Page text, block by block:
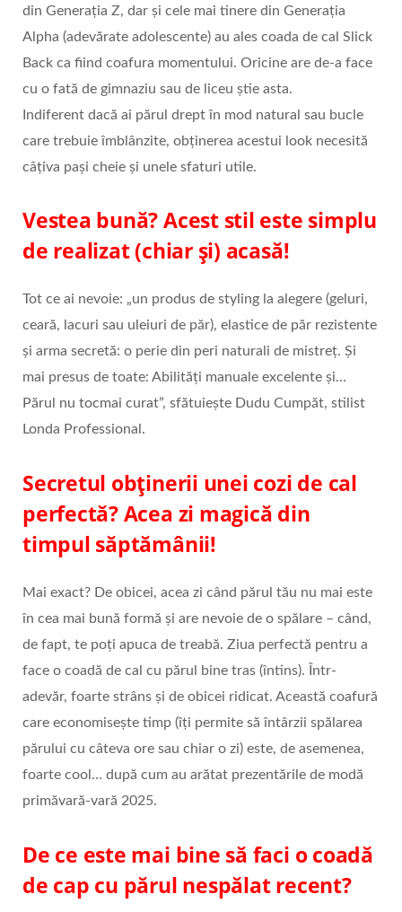
din Generația Z, dar și cele mai tinere din Generația
Alpha (adevărate adolescente) au ales coada de cal Slick
Back ca fiind coafura momentului. Oricine are de-a face
cu o fată de gimnaziu sau de liceu știe asta.
Indiferent dacă ai părul drept în mod natural sau bucle
care trebuie îmblânzite, obținerea acestui look necesită
câțiva pași cheie și unele sfaturi utile.
Vestea bună? Acest stil este simplu
de realizat (chiar și) acasă!
Tot ce ai nevoie: „un produs de styling la alegere (geluri,
ceară, lacuri sau uleiuri de păr), elastice de păr rezistente
și arma secretă: o perie din peri naturali de mistreț. Și
mai presus de toate: Abilități manuale excelente și…
Părul nu tocmai curat”, sfătuiește Dudu Cumpăt, stilist
Londa Professional.
Secretul obținerii unei cozi de cal
perfectă? Acea zi magică din
timpul săptămânii!
Mai exact? De obicei, acea zi când părul tău nu mai este
în cea mai bună formă și are nevoie de o spălare – când,
de fapt, te poți apuca de treabă. Ziua perfectă pentru a
face o coadă de cal cu părul bine tras (întins). Într-
adevăr, foarte strâns și de obicei ridicat. Această coafură
care economisește timp (îți permite să întârzii spălarea
părului cu câteva ore sau chiar o zi) este, de asemenea,
foarte cool… după cum au arătat prezentările de modă
primăvară-vară 2025.
De ce este mai bine să faci o coadă
de cap cu părul nespălat recent?